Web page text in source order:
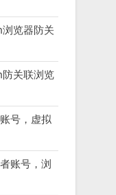
览器防关
关联浏览
号，虚拟
账号，浏